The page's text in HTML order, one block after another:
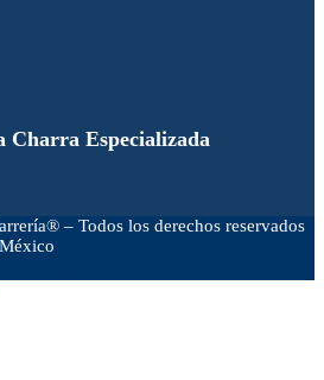
Charra Especializada
– Todos los derechos reservados